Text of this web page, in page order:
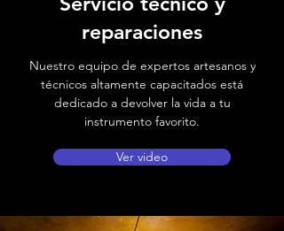
reparaciones
Nuestro equipo de expertos artesanos y
técnicos altamente capacitados está
dedicado a devolver la vida a tu
instrumento favorito.
Ver video